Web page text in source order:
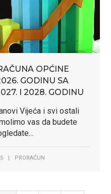
OPĆINE
GODINU SA
I 2028. GODINU
Vijeća i svi ostali
vas da budete
PRORAČUN